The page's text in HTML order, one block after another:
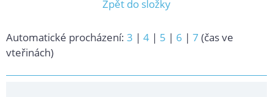
Zpět do složky
Automatické procházení: 3 | 4 | 5 | 6 | 7 (čas ve
vteřinách)